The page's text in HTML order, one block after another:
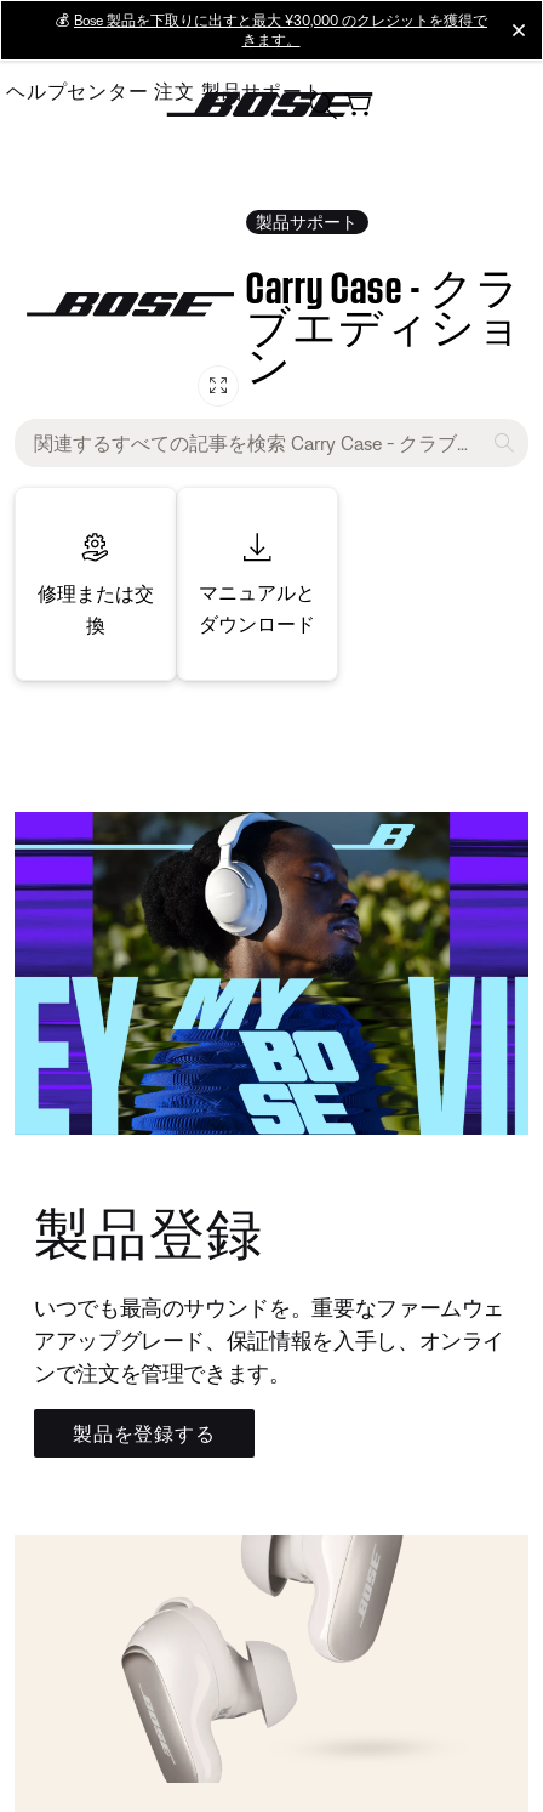
Main
💰 Bose 製品を下取りに出すと最大 ¥30,000 のクレジットを獲得で
きます。
ヘルプセンター 注文 製品サポート
製品サポート
Carry Case - クラ
ブエディショ
ン
修理または交
換
マニュアルと
ダウンロード
製品登録
いつでも最高のサウンドを。重要なファームウェ
アアップグレード、保証情報を入手し、オンライ
ンで注文を管理できます。
製品を登録する